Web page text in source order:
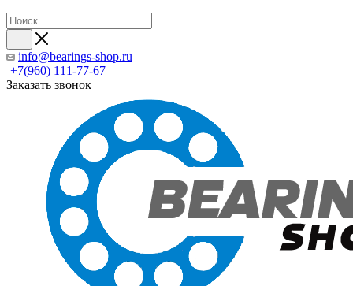
info@bearings-shop.ru
+7(960) 111-77-67
Заказать звонок